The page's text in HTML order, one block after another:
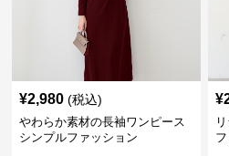
¥2,980 (税込)
やわらか素材の長袖ワンピース
シンプルファッション
¥